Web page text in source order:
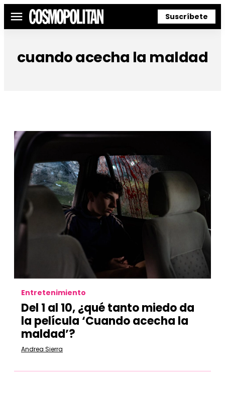
Menú Suscríbete
cuando acecha la maldad
Entretenimiento
Del 1 al 10, ¿qué tanto miedo da
la película ‘Cuando acecha la
maldad’?
Andrea Sierra